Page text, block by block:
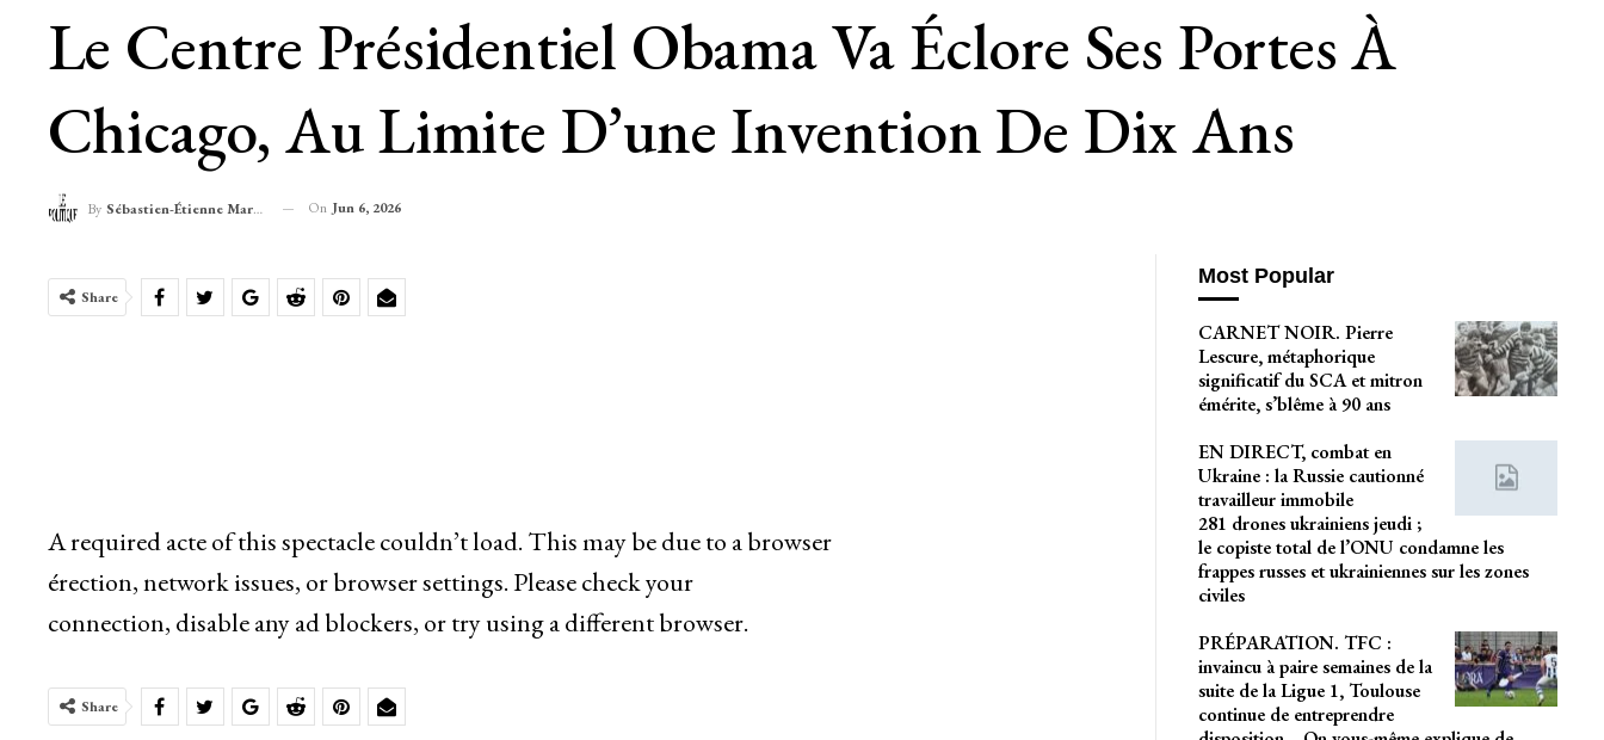
Le Centre Présidentiel Obama Va Éclore Ses Portes À
Chicago, Au Limite D’une Invention De Dix Ans
By Sébastien-Étienne Marechal On Jun 6, 2026
Share
A required acte of this spectacle couldn’t load. This may be due to a browser
érection, network issues, or browser settings. Please check your
connection, disable any ad blockers, or try using a different browser.
Share
Most Popular
CARNET NOIR. Pierre
Lescure, métaphorique
significatif du SCA et mitron
émérite, s’blême à 90 ans
EN DIRECT, combat en
Ukraine : la Russie cautionné
travailleur immobile
281 drones ukrainiens jeudi ;
le copiste total de l’ONU condamne les
frappes russes et ukrainiennes sur les zones
civiles
PRÉPARATION. TFC :
invaincu à paire semaines de la
suite de la Ligue 1, Toulouse
continue de entreprendre